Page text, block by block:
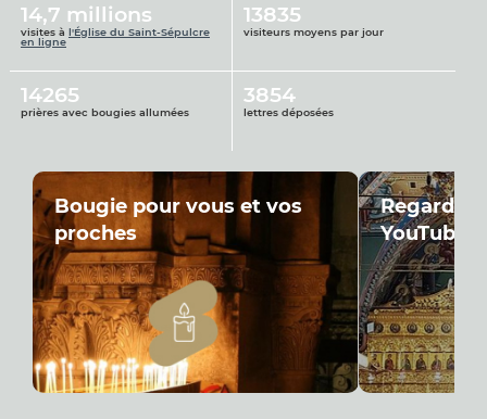
14,7 millions
visites à l'Église du Saint-Sépulcre
en ligne
13835
visiteurs moyens par jour
14265
prières avec bougies allumées
3854
lettres déposées
Bougie pour vous et vos
proches
YouTube